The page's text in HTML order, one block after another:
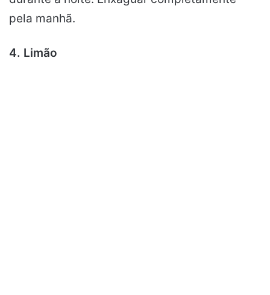
pela manhã.
4. Limão